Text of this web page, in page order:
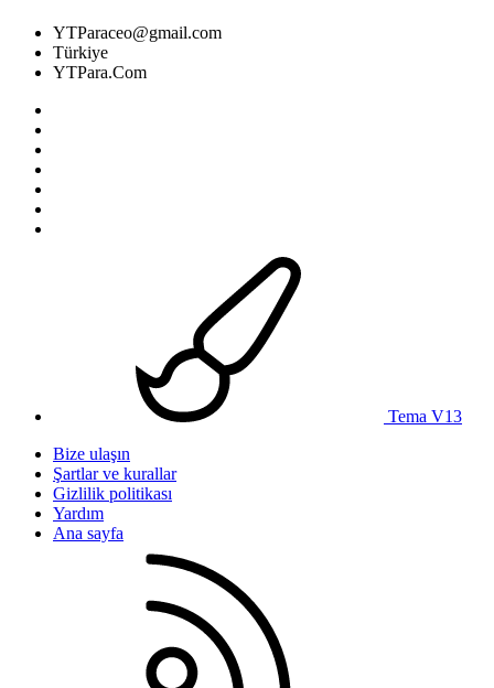
YTParaceo@gmail.com
Türkiye
YTPara.Com
Tema V13
Bize ulaşın
Şartlar ve kurallar
Gizlilik politikası
Yardım
Ana sayfa